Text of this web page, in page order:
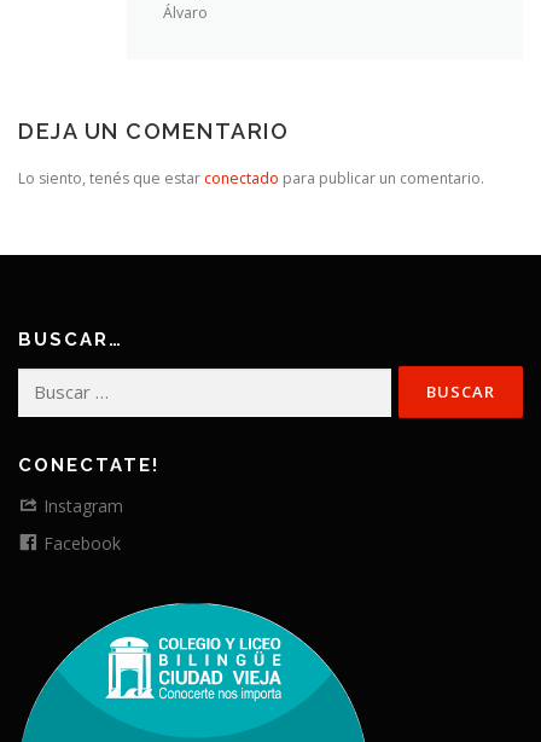
Álvaro
DEJA UN COMENTARIO
Lo siento, tenés que estar conectado para publicar un comentario.
BUSCAR…
CONECTATE!
Instagram
Facebook